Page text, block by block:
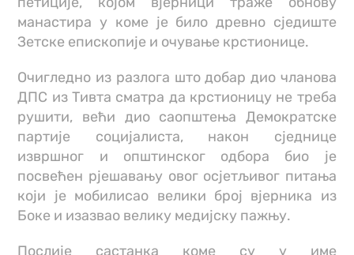
манастира у коме је било древно сједиште
Зетске епископије и очување крстионице.
Очигледно из разлога што добар дио чланова
ДПС из Тивта сматра да крстионицу не треба
рушити, већи дио саопштења Демократске
партије социјалиста, након сједнице
извршног и општинског одбора био је
посвећен рјешавању овог осјетљивог питања
који је мобилисао велики број вјерника из
Боке и изазвао велику медијску пажњу.
Послије састанка коме су у име